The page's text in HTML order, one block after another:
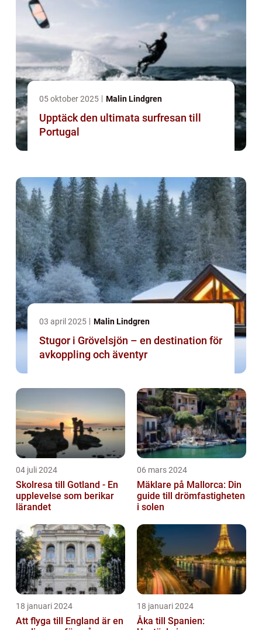
05 oktober 2025 Malin Lindgren
Upptäck den ultimata surfresan till
Portugal
03 april 2025 Malin Lindgren
Stugor i Grövelsjön – en destination för
avkoppling och äventyr
04 juli 2024
Skolresa till Gotland - En
upplevelse som berikar
lärandet
06 mars 2024
Mäklare på Mallorca: Din
guide till drömfastigheten
i solen
18 januari 2024
Att flyga till England är en
18 januari 2024
Åka till Spanien: